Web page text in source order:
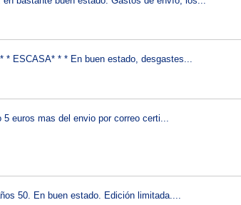
* ESCASA* * * En buen estado, desgastes...
euros mas del envio por correo certi...
50. En buen estado. Edición limitada....